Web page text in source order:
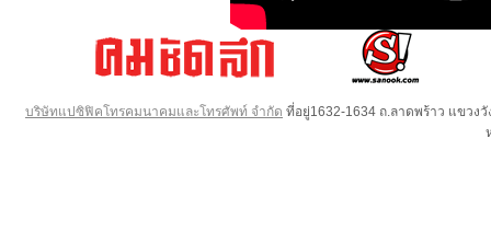
บริษัทแปซิฟิคโทรคมนาคมและโทรศัพท์ จำกัด ที่อยู่1632-1634 ถ.ลาดพร้าว แขวง